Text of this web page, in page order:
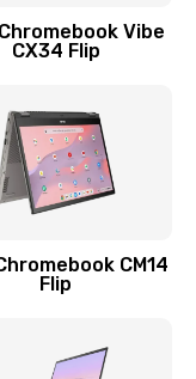
Vibe
CX34 Flip
CM14
Flip